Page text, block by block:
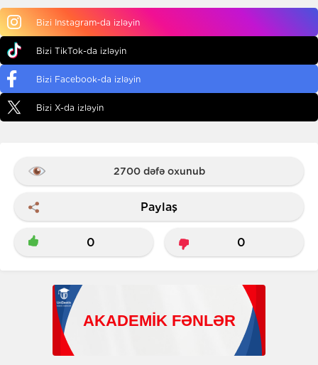
Bizi Instagram-da izləyin
Bizi TikTok-da izləyin
Bizi Facebook-da izləyin
Bizi X-da izləyin
2700 dəfə oxunub
Paylaş
0 0